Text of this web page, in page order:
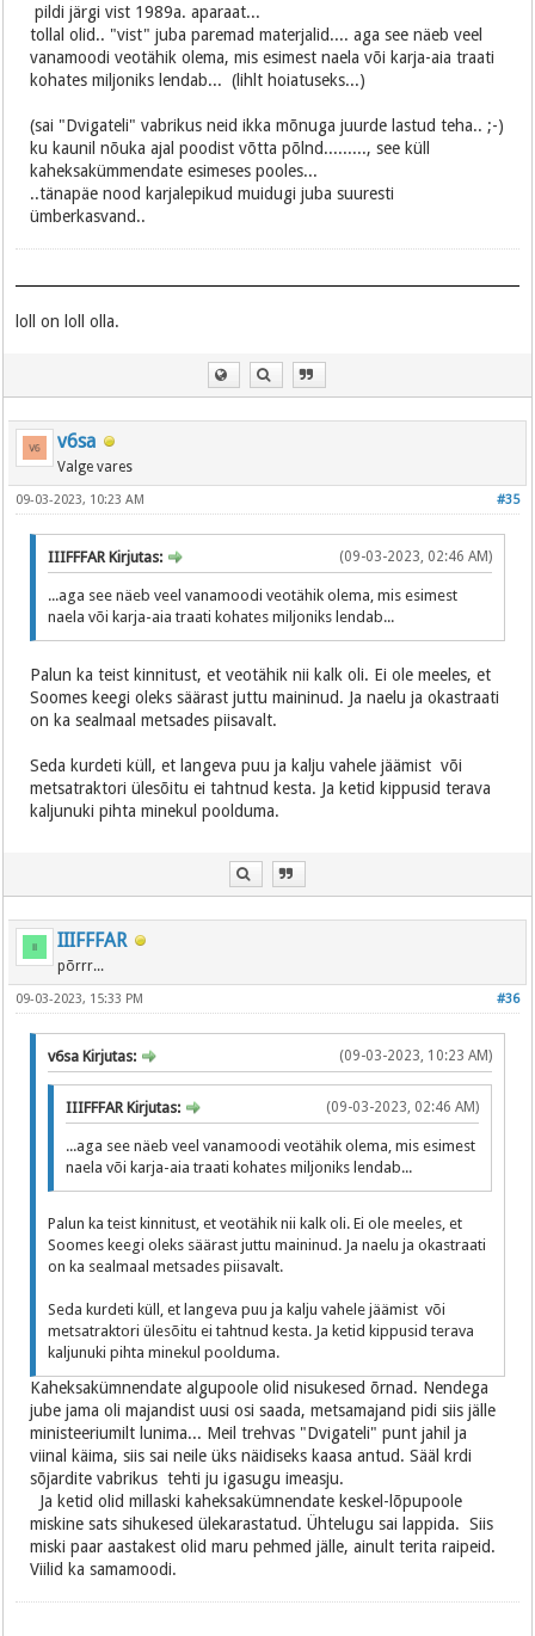
pildi järgi vist 1989a. aparaat...
tollal olid.. "vist" juba paremad materjalid.... aga see näeb veel
vanamoodi veotähik olema, mis esimest naela või karja-aia traati
kohates miljoniks lendab... (lihlt hoiatuseks...)
(sai "Dvigateli" vabrikus neid ikka mõnuga juurde lastud teha.. ;-)
ku kaunil nõuka ajal poodist võtta põlnd........., see küll
kaheksakümmendate esimeses pooles...
..tänapäe nood karjalepikud muidugi juba suuresti
ümberkasvand..
loll on loll olla.
v6sa
Valge vares
#35
09-03-2023, 10:23 AM
(09-03-2023, 02:46 AM)
IIIFFFAR Kirjutas:
...aga see näeb veel vanamoodi veotähik olema, mis esimest
naela või karja-aia traati kohates miljoniks lendab...
Palun ka teist kinnitust, et veotähik nii kalk oli. Ei ole meeles, et
Soomes keegi oleks säärast juttu maininud. Ja naelu ja okastraati
on ka sealmaal metsades piisavalt.
Seda kurdeti küll, et langeva puu ja kalju vahele jäämist või
metsatraktori ülesõitu ei tahtnud kesta. Ja ketid kippusid terava
kaljunuki pihta minekul poolduma.
IIIFFFAR
põrrr...
#36
09-03-2023, 15:33 PM
(09-03-2023, 10:23 AM)
v6sa Kirjutas:
(09-03-2023, 02:46 AM)
IIIFFFAR Kirjutas:
...aga see näeb veel vanamoodi veotähik olema, mis esimest
naela või karja-aia traati kohates miljoniks lendab...
Palun ka teist kinnitust, et veotähik nii kalk oli. Ei ole meeles, et
Soomes keegi oleks säärast juttu maininud. Ja naelu ja okastraati
on ka sealmaal metsades piisavalt.
Seda kurdeti küll, et langeva puu ja kalju vahele jäämist või
metsatraktori ülesõitu ei tahtnud kesta. Ja ketid kippusid terava
kaljunuki pihta minekul poolduma.
Kaheksakümnendate algupoole olid nisukesed õrnad. Nendega
jube jama oli majandist uusi osi saada, metsamajand pidi siis jälle
ministeeriumilt lunima... Meil trehvas "Dvigateli" punt jahil ja
viinal käima, siis sai neile üks näidiseks kaasa antud. Sääl krdi
sõjardite vabrikus tehti ju igasugu imeasju.
Ja ketid olid millaski kaheksakümnendate keskel-lõpupoole
miskine sats sihukesed ülekarastatud. Ühtelugu sai lappida. Siis
miski paar aastakest olid maru pehmed jälle, ainult terita raipeid.
Viilid ka samamoodi.